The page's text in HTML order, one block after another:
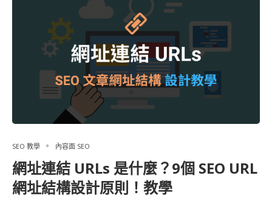
SEO 教學 內容面 SEO
網址連結 URLs 是什麼？9個 SEO URL
網址結構設計原則！教學